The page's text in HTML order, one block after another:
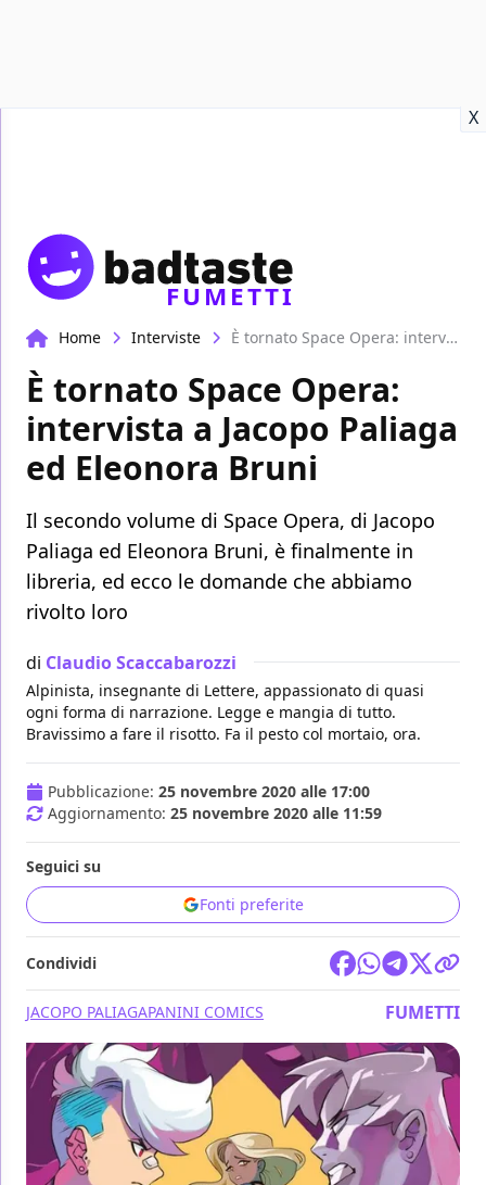
X
FUMETTI
Home Interviste È tornato Space Opera: intervista a Jacopo Paliaga ed Eleonora Bruni
È tornato Space Opera:
intervista a Jacopo Paliaga
ed Eleonora Bruni
Il secondo volume di Space Opera, di Jacopo
Paliaga ed Eleonora Bruni, è finalmente in
libreria, ed ecco le domande che abbiamo
rivolto loro
di Claudio Scaccabarozzi
Alpinista, insegnante di Lettere, appassionato di quasi
ogni forma di narrazione. Legge e mangia di tutto.
Bravissimo a fare il risotto. Fa il pesto col mortaio, ora.
Pubblicazione: 25 novembre 2020 alle 17:00
Aggiornamento: 25 novembre 2020 alle 11:59
Seguici su
Fonti preferite
Condividi
JACOPO PALIAGAPANINI COMICS FUMETTI